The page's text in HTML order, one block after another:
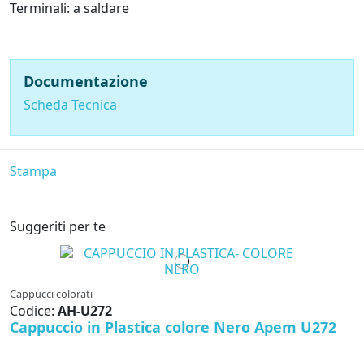
Terminali: a saldare
Documentazione
Scheda Tecnica
Stampa
Suggeriti per te
Cappucci colorati
Codice: AH-U272
Cappuccio in Plastica colore Nero Apem U272